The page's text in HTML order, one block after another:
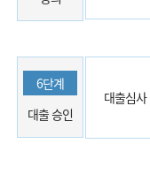
6단계
대출 승인
대출심